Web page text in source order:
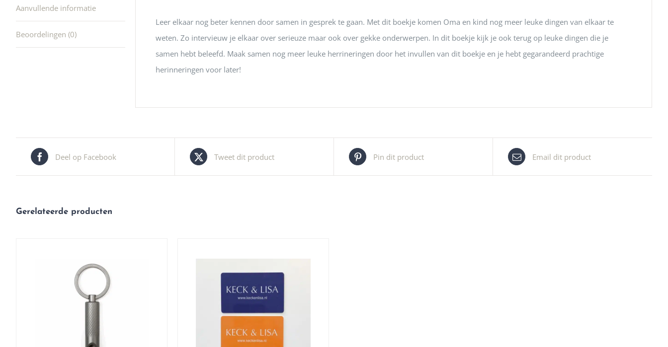
Aanvullende informatie
Beoordelingen (0)
Leer elkaar nog beter kennen door samen in gesprek te gaan. Met dit boekje komen Oma en kind nog meer leuke dingen van elkaar te
weten. Zo intervieuw je elkaar over serieuze maar ook over gekke onderwerpen. In dit boekje kijk je ook terug op leuke dingen die je
samen hebt beleefd. Maak samen nog meer leuke herrineringen door het invullen van dit boekje en je hebt gegarandeerd prachtige
herinneringen voor later!
Deel op Facebook Tweet dit product Pin dit product Email dit product
Gerelateerde producten